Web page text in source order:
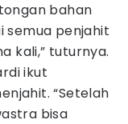
bahan
semua penjahit
kali,” tuturnya.
ikut
“Setelah
bisa